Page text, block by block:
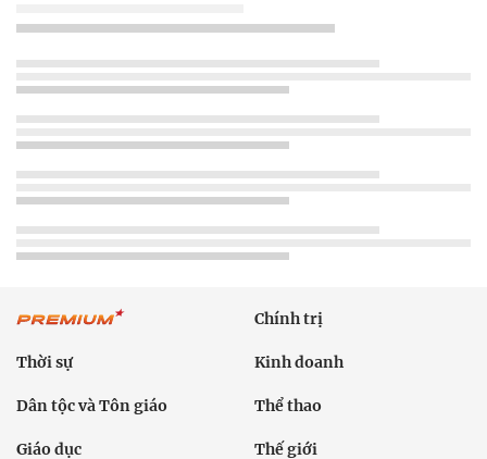
Chính trị
Thời sự Kinh doanh
Dân tộc và Tôn giáo Thể thao
Giáo dục Thế giới